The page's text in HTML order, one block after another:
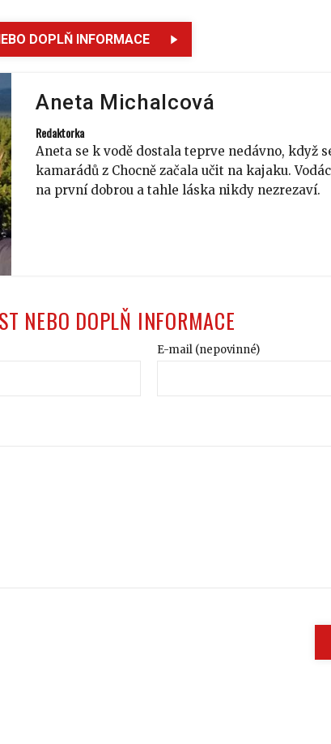
DOPLŇ INFORMACE
Aneta Michalcová
Redaktorka
Aneta se k vodě dostala teprve nedávno, když
kamarádů z Chocně začala učit na kajaku.
na první dobrou a tahle láska nikdy nezrezaví.
NEBO DOPLŇ INFORMACE
E-mail (nepovinné)